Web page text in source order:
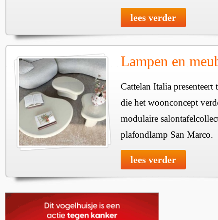
lees verder
Lampen en
Cattelan Italia
die het woonconcept
modulaire
plafondlamp San Marco.
lees verder